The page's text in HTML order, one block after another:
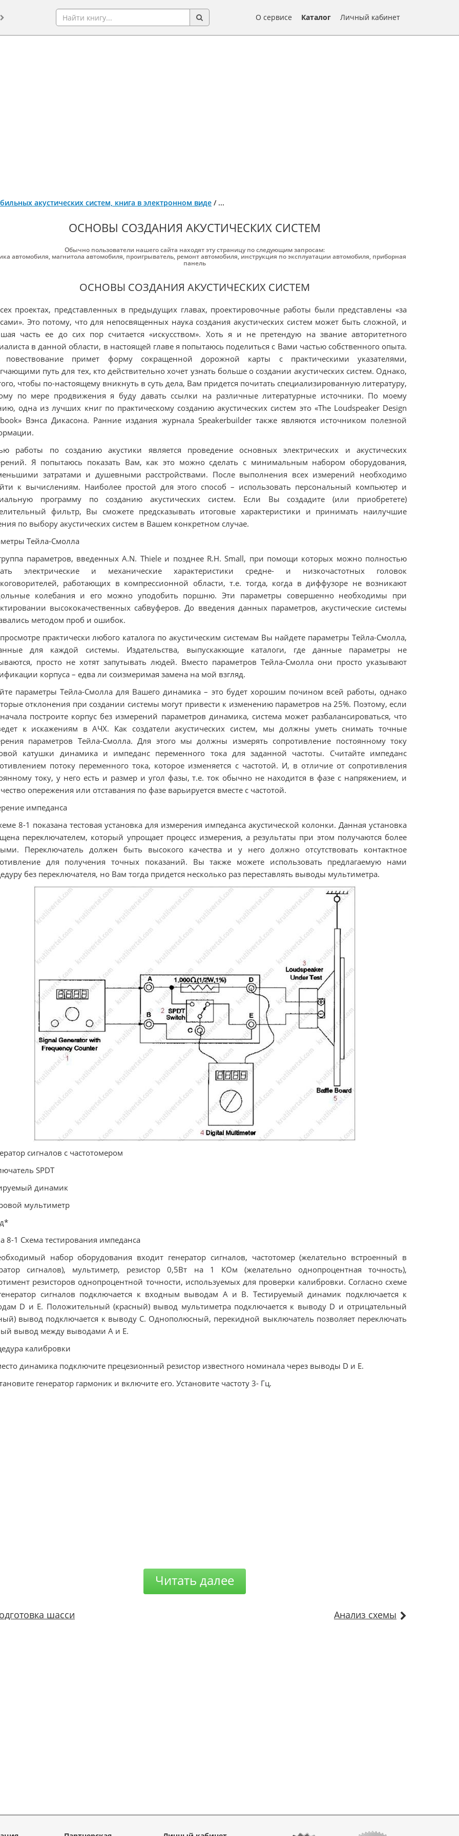
О сервисе Каталог Личный кабинет
акустических систем, книга в электронном виде / ...
ОСНОВЫ СОЗДАНИЯ АКУСТИЧЕСКИХ СИСТЕМ
Обычно пользователи нашего сайта находят эту страницу по следующим запросам:
автомобиля, магнитола автомобиля, проигрыватель, ремонт автомобиля, инструкция по эксплуатации автомобиля, приборная
панель
ОСНОВЫ СОЗДАНИЯ АКУСТИЧЕСКИХ СИСТЕМ
проектах, представленных в предыдущих главах, проектировочные работы были представлены «за
Это потому, что для непосвященных наука создания акустических систем может быть сложной, и
часть ее до сих пор считается «искусством». Хоть я и не претендую на звание авторитетного
в данной области, в настоящей главе я попытаюсь поделиться с Вами частью собственного опыта.
примет форму сокращенной дорожной карты с практическими указателями,
путь для тех, кто действительно хочет узнать больше о создании акустических систем. Однако,
чтобы по-настоящему вникнуть в суть дела, Вам придется почитать специализированную литературу,
по мере продвижения я буду давать ссылки на различные литературные источники. По моему
одна из лучших книг по практическому созданию акустических систем это «The Loudspeaker Design
Вэнса Дикасона. Ранние издания журнала Speakerbuilder также являются источником полезной
работы по созданию акустики является проведение основных электрических и акустических
Я попытаюсь показать Вам, как это можно сделать с минимальным набором оборудования,
затратами и душевными расстройствами. После выполнения всех измерений необходимо
к вычислениям. Наиболее простой для этого способ – использовать персональный компьютер и
программу по созданию акустических систем. Если Вы создадите (или приобретете)
фильтр, Вы сможете предсказывать итоговые характеристики и принимать наилучшие
по выбору акустических систем в Вашем конкретном случае.
Тейла-Смолла
параметров, введенных A.N. Thiele и позднее R.H. Small, при помощи которых можно полностью
электрические и механические характеристики средне- и низкочастотных головок
работающих в компрессионной области, т.е. тогда, когда в диффузоре не возникают
колебания и его можно уподобить поршню. Эти параметры совершенно необходимы при
высококачественных сабвуферов. До введения данных параметров, акустические системы
методом проб и ошибок.
практически любого каталога по акустическим системам Вы найдете параметры Тейла-Смолла,
для каждой системы. Издательства, выпускакющие каталоги, где данные параметры не
просто не хотят запутывать людей. Вместо параметров Тейла-Смолла они просто указывают
корпуса – едва ли соизмеримая замена на мой взгляд.
параметры Тейла-Смолла для Вашего динамика – это будет хорошим почином всей работы, однако
отклонения при создании системы могут привести к изменению параметров на 25%. Поэтому, если
построите корпус без измерений параметров динамика, система может разбалансироваться, что
к искажениям в АЧХ. Как создатели акустических систем, мы должны уметь снимать точные
параметров Тейла-Смолла. Для этого мы должны измерять сопротивление постоянному току
катушки динамика и импеданс переменного тока для заданной частоты. Считайте импеданс
потоку переменного тока, которое изменяется с частотой. И, в отличие от сопротивления
току, у него есть и размер и угол фазы, т.е. ток обычно не находится в фазе с напряжением, и
опережения или отставания по фазе варьируется вместе с частотой.
импеданса
8-1 показана тестовая установка для измерения импеданса акустической колонки. Данная установка
переключателем, который упрощает процесс измерения, а результаты при этом получаются более
Переключатель должен быть высокого качества и у него должно отсутствовать контактное
для получения точных показаний. Вы также можете использовать предлагаемую нами
без переключателя, но Вам тогда придется несколько раз переставлять выводы мультиметра.
сигналов с частотомером
SPDT
динамик
мультиметр
8-1 Схема тестирования импеданса
набор оборудования входит генератор сигналов, частотомер (желательно встроенный в
сигналов), мультиметр, резистор 0,5Вт на 1 КОм (желательно однопроцентная точность),
резисторов однопроцентной точности, используемых для проверки калибровки. Согласно схеме
сигналов подключается к входным выводам A и B. Тестируемый динамик подключается к
D и E. Положительный (красный) вывод мультиметра подключается к выводу D и отрицательный
вывод подключается к выводу C. Однополюсный, перекидной выключатель позволяет переключать
вывод между выводами A и E.
калибровки
динамика подключите прецезионный резистор известного номинала через выводы D и E.
генератор гармоник и включите его. Установите частоту 3- Гц.
Читать далее
шасси Анализ схемы